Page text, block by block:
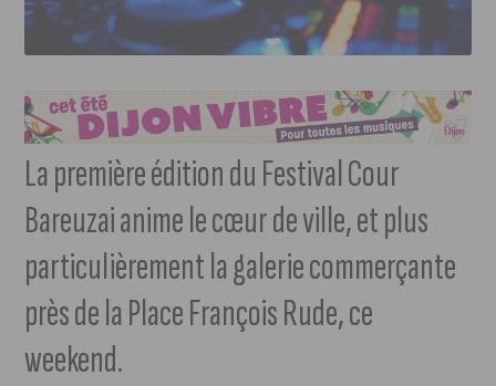
La première édition du Festival Cour
Bareuzai anime le cœur de ville, et plus
particulièrement la galerie commerçante
près de la Place François Rude, ce
weekend.